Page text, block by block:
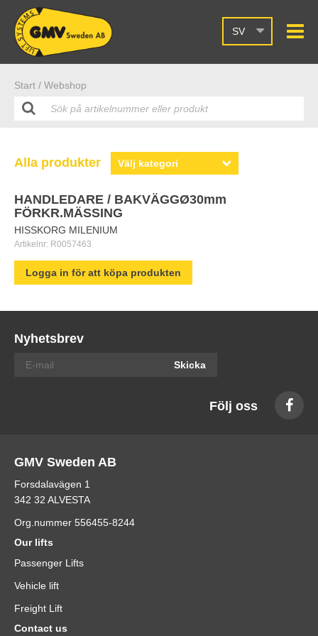
SV
Start / Webshop
Alla produkter
HANDLEDARE / BAKVÄGGØ30mm
FÖRKR.MÄSSING
HISSKORG MILENIUM
Artikelnr: R0057463
Logga in för att köpa produkten
Nyhetsbrev
Skicka
Följ oss
GMV Sweden AB
Forsdalavägen 1
342 32 ALVESTA
Org.nummer 556455-8244
Our lifts
Passenger Lifts
Vehicle lift
Freight Lift
Contact us